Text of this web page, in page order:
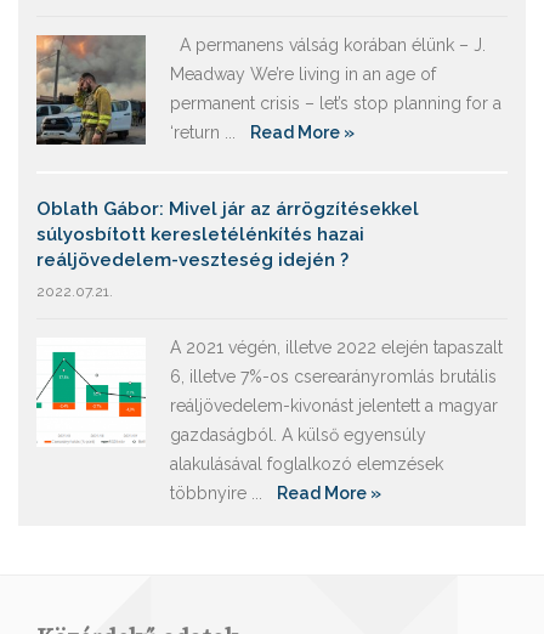
A permanens válság korában élünk – J.
Meadway We’re living in an age of
permanent crisis – let’s stop planning for a
‘return ...
Read More »
Oblath Gábor: Mivel jár az árrögzítésekkel
súlyosbított keresletélénkítés hazai
reáljövedelem-veszteség idején ?
2022.07.21.
A 2021 végén, illetve 2022 elején tapaszalt
6, illetve 7%-os cserearányromlás brutális
reáljövedelem-kivonást jelentett a magyar
gazdaságból. A külső egyensúly
alakulásával foglalkozó elemzések
többnyire ...
Read More »